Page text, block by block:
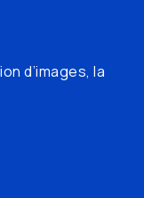
d’images, la